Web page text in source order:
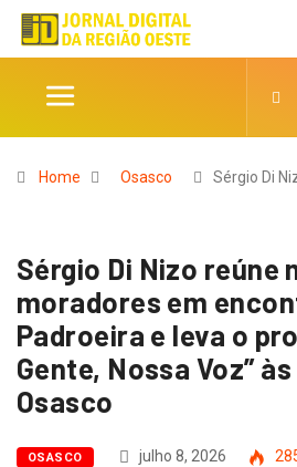
Home Osasco Sérgio Di
Sérgio Di Nizo reúne
moradores em
Padroeira e leva o
Gente, Nossa Voz”
Osasco
OSASCO julho 8, 2026